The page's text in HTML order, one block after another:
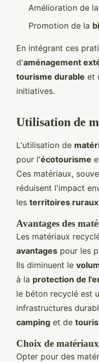
Amélioration de
Promotion de la
En intégrant ces
d'aménagement
tourisme durable et
initiatives.
Utilisation de
L'utilisation de
pour l'écotourisme
Ces matériaux,
réduisent l'impact
les territoires ruraux
Avantages des
Les matériaux
avantages pour les
Ils diminuent le
à la protection de
le béton recyclé est
infrastructures
camping et de
Choix de
Opter pour des